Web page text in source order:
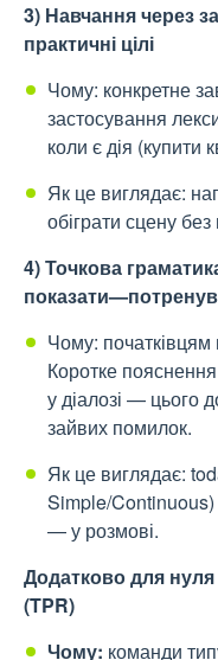
3) Навчання через
практичні цілі
Чому: конкретне
застосування
коли є дія (купити
Як це виглядає:
обіграти сцену без
4) Точкова
Чому: початківцям
Коротке
у діалозі — цього
зайвих помилок.
Як це виглядає:
Simple/Continuous)
— у розмові.
Додатково для
(TPR)
Чому: команди